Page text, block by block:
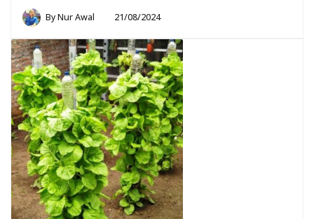
ByNur Awal 21/08/2024